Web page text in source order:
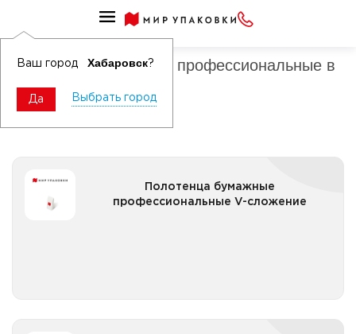
Ваш город Хабаровск?
Да Выбрать город
Полотенца бумажные профессиональные в
Полотенца бумажные
профессиональные V-сложение
Полотенца бумажные профессиональные V-
сложение